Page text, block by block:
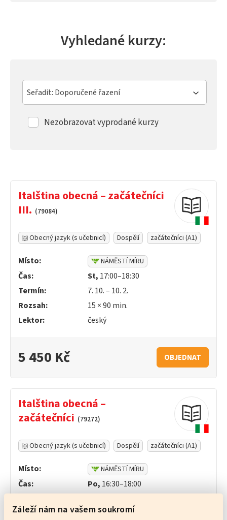
Záleží nám na vašem soukromí
Vyhledané kurzy:
Nezobrazovat vyprodané kurzy
Seřadit: Doporučené řazení
Italština obecná – začátečníci
III. (79084)
Obecný jazyk (s učebnicí) Dospělí začátečníci (A1)
Místo: NÁMĚSTÍ MÍRU
Čas: St, 17:00–18:30
Termín:
7. 10. – 10. 2.
Rozsah:
15 ×90 min.
Lektor:
český
5 450 Kč OBJEDNAT
Italština obecná –
začátečníci (79272)
Obecný jazyk (s učebnicí) Dospělí začátečníci (A1)
Místo: NÁMĚSTÍ MÍRU
Čas: Po, 16:30–18:00
Rozsah:
16 ×90min.